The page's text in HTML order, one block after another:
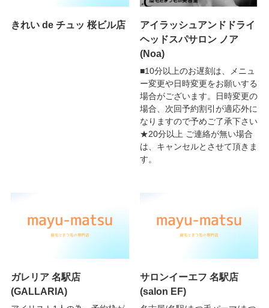
きれい de チュッ 桜ビル店
アイラッシュアンドドライ
ヘッドスパサロン ノア
(Noa)
■10分以上のお遅刻は、メニュ
ー変更や日時変更をお願いする
場合がございます。日時変更の
場合、次回予約割引が適応外に
なりますので予めご了承下さい
★20分以上 ご連絡が無い場合
は、キャンセルとさせて頂きま
す。
ガレリア 名駅店
(GALLARIA)
サロンイーエフ 名駅店
(salon EF)